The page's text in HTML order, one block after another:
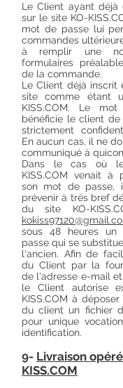
Le Client ayant déjà
sur le site KO-
mot de passe lui
commandes
à remplir une
formulaires
de la commande.
Le Client déjà inscrit
site comme étant
KISS.COM. Le
bénéficie le client de
strictement
En aucun cas, il ne
communiqué à
Dans le cas où
KISS.COM venait à
son mot de passe,
prévenir à très bref
du site KO-
sous 48 heures un
passe qui se
l'ancien. Afin de
du Client par la
de l'adresse e-mail
le Client autorise
KISS.COM à
du client un fichier
pour unique
identification.
9- Livraison
KISS.COM